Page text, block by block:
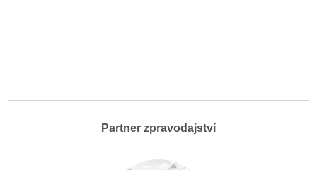
Partner zpravodajství